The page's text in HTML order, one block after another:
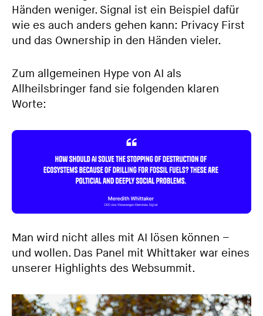
Händen weniger. Signal ist ein Beispiel dafür
wie es auch anders gehen kann: Privacy First
und das Ownership in den Händen vieler.
Zum allgemeinen Hype von AI als
Allheilsbringer fand sie folgenden klaren
Worte:
Man wird nicht alles mit AI lösen können –
und wollen. Das Panel mit Whittaker war eines
unserer Highlights des Websummit.